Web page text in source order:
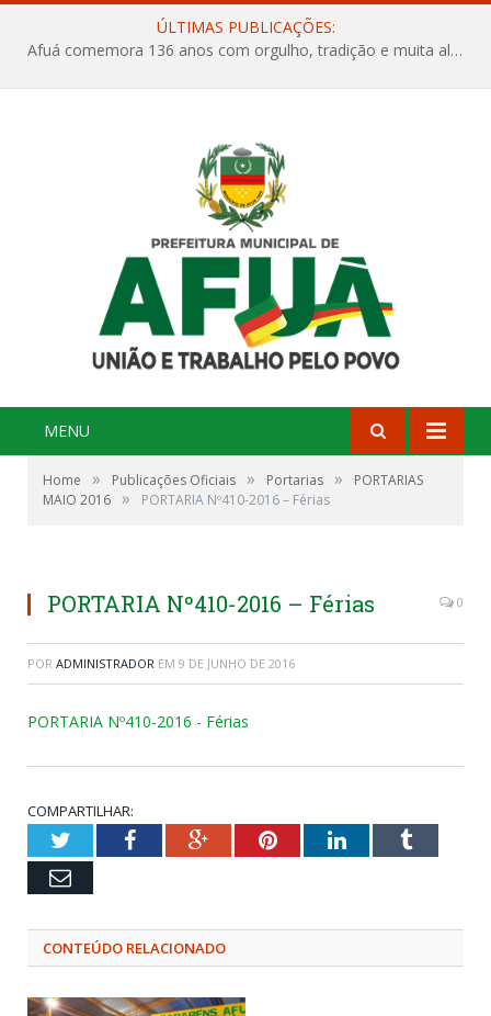
ÚLTIMAS PUBLICAÇÕES:
Afuá comemora 136 anos com orgulho, tradição e muita alegria na Quadra Dr. Nelson Salomão
MENU
Home » Publicações Oficiais » Portarias »
PORTARIAS
MAIO 2016 » PORTARIA Nº410-2016 – Férias
PORTARIA Nº410-2016 – Férias 0
POR ADMINISTRADOR EM 9 DE JUNHO DE 2016
PORTARIA Nº410-2016 - Férias
COMPARTILHAR:
TwitterFacebookGoogle+PinterestLinkedInTumblr
Email
CONTEÚDO RELACIONADO